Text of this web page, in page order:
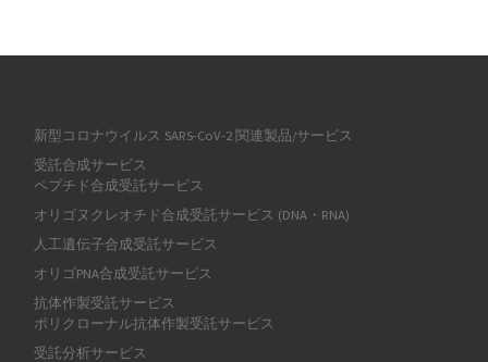
新型コロナウイルス SARS-CoV-2 関連製品/サービス
受託合成サービス
ペプチド合成受託サービス
オリゴヌクレオチド合成受託サービス (DNA・RNA)
人工遺伝子合成受託サービス
オリゴPNA合成受託サービス
抗体作製受託サービス
ポリクローナル抗体作製受託サービス
受託分析サービス